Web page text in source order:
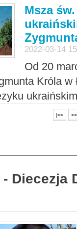
Msza
2022-03-14
Od 20
Króla w
|<< <<
Diecezja